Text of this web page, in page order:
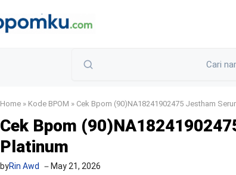
Home » Kode BPOM » Cek Bpom (90)NA18241902475 Jestham
Cek Bpom
Platinum
byRin Awd May 21, 2026